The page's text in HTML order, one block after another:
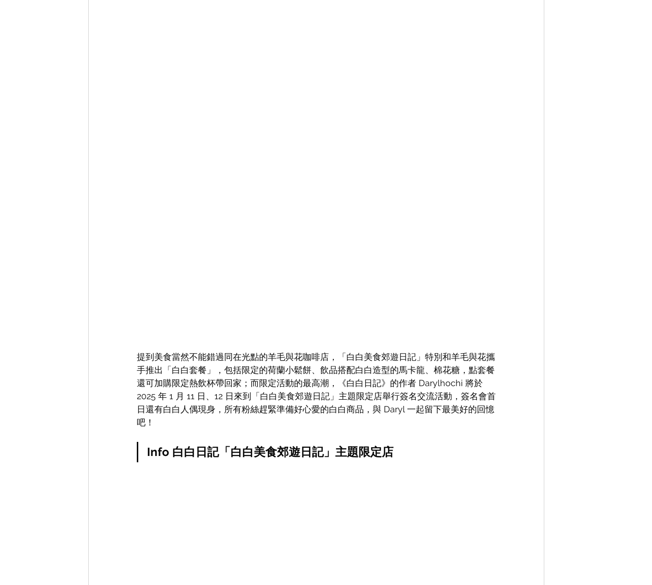
提到美食當然不能錯過同在光點的羊毛與花咖啡店，「白白美食郊遊日記」特別和羊毛與花攜
手推出「白白套餐」，包括限定的荷蘭小鬆餅、飲品搭配白白造型的馬卡龍、棉花糖，點套餐
還可加購限定熱飲杯帶回家；而限定活動的最高潮，《白白日記》的作者 Darylhochi 將於
2025 年 1 月 11 日、12 日來到「白白美食郊遊日記」主題限定店舉行簽名交流活動，簽名會首
日還有白白人偶現身，所有粉絲趕緊準備好心愛的白白商品，與 Daryl 一起留下最美好的回憶
吧！
Info 白白日記「白白美食郊遊日記」主題限定店